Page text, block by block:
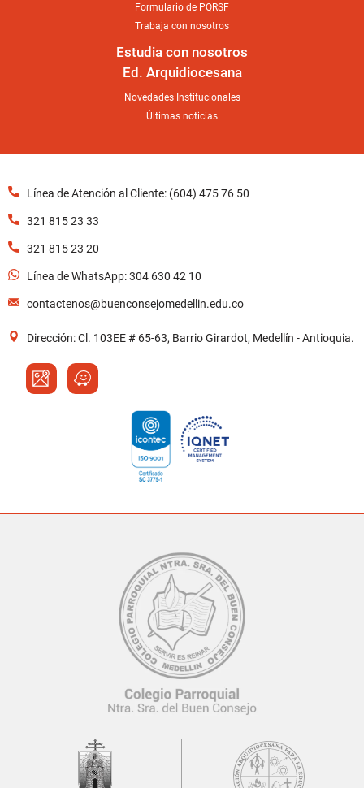
Formulario de PQRSF
Trabaja con nosotros
Estudia con nosotros
Ed. Arquidiocesana
Novedades Institucionales
Últimas noticias
Línea de Atención al Cliente: (604) 475 76 50
321 815 23 33
321 815 23 20
Línea de WhatsApp: 304 630 42 10
contactenos@buenconsejomedellin.edu.co
Dirección: Cl. 103EE # 65-63, Barrio Girardot, Medellín - Antioquia.